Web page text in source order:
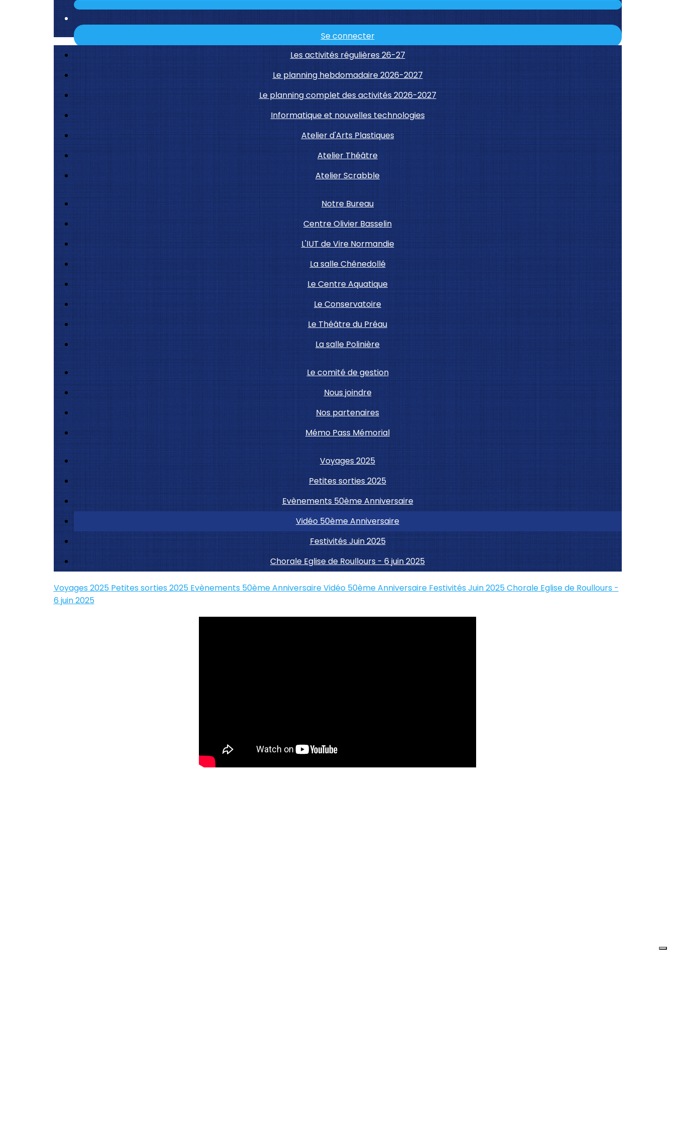
Se connecter
Les activités régulières 26-27
Le planning hebdomadaire 2026-2027
Le planning complet des activités 2026-2027
Informatique et nouvelles technologies
Atelier d'Arts Plastiques
Atelier Théâtre
Atelier Scrabble
Notre Bureau
Centre Olivier Basselin
L'IUT de Vire Normandie
La salle Chênedollé
Le Centre Aquatique
Le Conservatoire
Le Théâtre du Préau
La salle Polinière
Le comité de gestion
Nous joindre
Nos partenaires
Mémo Pass Mémorial
Voyages 2025
Petites sorties 2025
Evènements 50ème Anniversaire
Vidéo 50ème Anniversaire
Festivités Juin 2025
Chorale Eglise de Roullours - 6 juin 2025
Voyages 2025 Petites sorties 2025 Evènements 50ème AnniversaireVidéo 50ème Anniversaire Festivités Juin 2025Chorale Eglise de Roullours -
6 juin 2025